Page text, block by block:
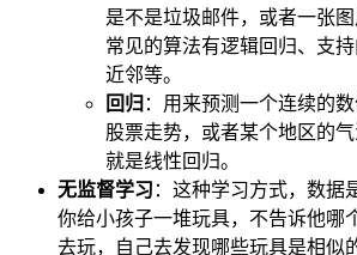
是不是垃圾邮件，或者一张图
常见的算法有逻辑回归、支
近邻等。
回归 ：用来预测一个连续的
股票走势，或者某个地区的
就是线性回归。
无监督学习 ：这种学习方式，数据
你给小孩子一堆玩具，不告诉他哪
去玩，自己去发现哪些玩具是相似